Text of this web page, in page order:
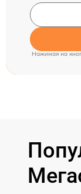
Нажимая на